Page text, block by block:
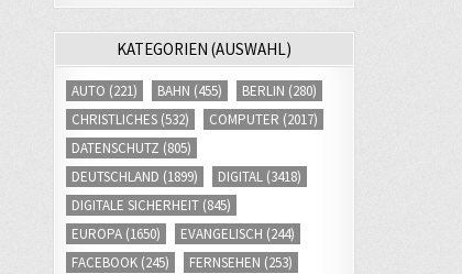
KATEGORIEN (AUSWAHL)
AUTO (221) BAHN (455) BERLIN (280)
CHRISTLICHES (532) COMPUTER (2017)
DATENSCHUTZ (805)
DEUTSCHLAND (1899) DIGITAL (3418)
DIGITALE SICHERHEIT (845)
EUROPA (1650) EVANGELISCH (244)
FACEBOOK (245) FERNSEHEN (253)